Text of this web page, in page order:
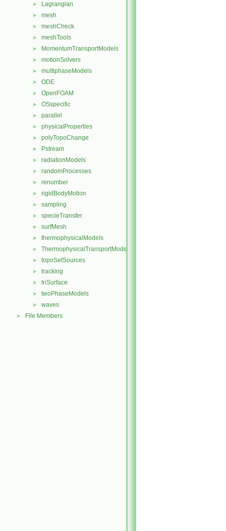
► Lagrangian
► mesh
► meshCheck
► meshTools
► MomentumTransportModels
► motionSolvers
► multiphaseModels
► ODE
► OpenFOAM
► OSspecific
► parallel
► physicalProperties
► polyTopoChange
► Pstream
► radiationModels
► randomProcesses
► renumber
► rigidBodyMotion
► sampling
► specieTransfer
► surfMesh
► thermophysicalModels
► ThermophysicalTransportModels
► topoSetSources
► tracking
► triSurface
► twoPhaseModels
► waves
► File Members